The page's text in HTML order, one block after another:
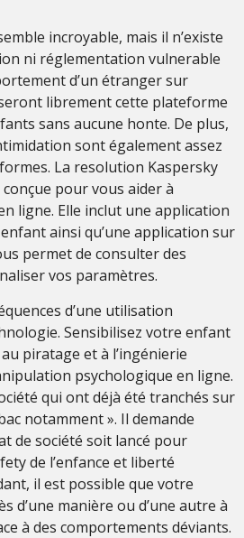
incroyable, mais il n’existe
ni réglementation vulnerable
d’un étranger sur
librement cette plateforme
sans aucune honte. De plus,
sont également assez
La resolution Kaspersky
pour vous aider à
ligne. Elle inclut une application
ainsi qu’une application sur
permet de consulter des
vos paramètres.
d’une utilisation
Sensibilisez votre enfant
piratage et à l’ingénierie
psychologique en ligne.
qui ont déjà été tranchés sur
notamment ». Il demande
de société soit lancé pour
de l’enfance et liberté
il est possible que votre
d’une manière ou d’une autre à
à des comportements déviants.